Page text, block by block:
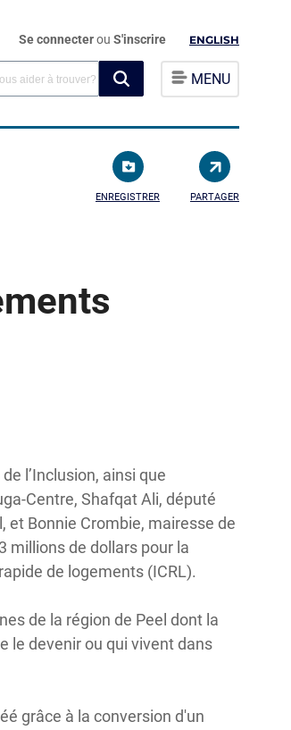
Se connecterou S'inscrire ENGLISH
MENU
ENREGISTRER PARTAGER
l’Inclusion, ainsi que
Centre, Shafqat Ali, député
et Bonnie Crombie, mairesse de
millions de dollars pour la
de logements (ICRL).
de la région de Peel dont la
le devenir ou qui vivent dans
grâce à la conversion d'un